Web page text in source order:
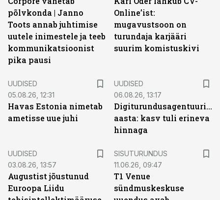
põlvkonda | Janno
Toots annab juhtimise
uutele inimestele ja teeb
kommunikatsioonist
pika pausi
Online’ist:
mugavustsoon on
turundaja karjääri
suurim komistuskivi
UUDISED
05.08.26, 12:31
Havas Estonia nimetab
ametisse uue juhi
UUDISED
06.08.26, 13:17
Digiturundusagentuuride
aasta: kasv tuli erineva
hinnaga
UUDISED
03.08.26, 13:57
Augustist jõustunud
Euroopa Liidu
SISUTURUNDUS
11.06.26, 09:47
T1 Venue
sündmuskeskuse